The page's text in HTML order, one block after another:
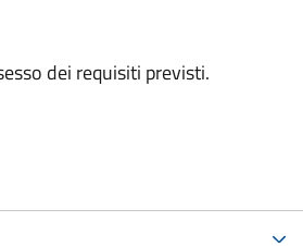
dei requisiti previsti.